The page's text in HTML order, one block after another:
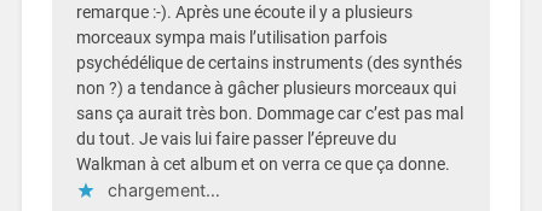
remarque :-). Après une écoute il y a plusieurs
morceaux sympa mais l’utilisation parfois
psychédélique de certains instruments (des synthés
non ?) a tendance à gâcher plusieurs morceaux qui
sans ça aurait très bon. Dommage car c’est pas mal
du tout. Je vais lui faire passer l’épreuve du
Walkman à cet album et on verra ce que ça donne.
chargement…